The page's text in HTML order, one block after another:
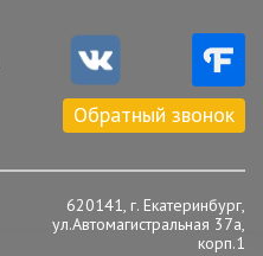
Обратный звонок
620141, г. Екатеринбург,
ул.Автомагистральная 37а,
корп.1